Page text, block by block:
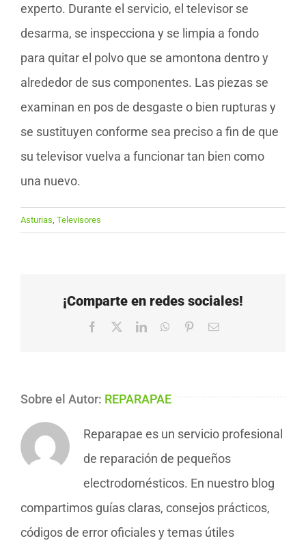
experto. Durante el servicio, el televisor se
desarma, se inspecciona y se limpia a fondo
para quitar el polvo que se amontona dentro y
alrededor de sus componentes. Las piezas se
examinan en pos de desgaste o bien rupturas y
se sustituyen conforme sea preciso a fin de que
su televisor vuelva a funcionar tan bien como
una nuevo.
Asturias Televisores
¡Comparte en redes sociales!
Facebook LinkedInWhatsApp
PinterestCorreo
Sobre el Autor: REPARAPAE
Reparapae es un servicio profesional
de reparación de pequeños
electrodomésticos. En nuestro blog
compartimos guías claras, consejos prácticos,
códigos de error oficiales y temas útiles